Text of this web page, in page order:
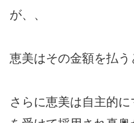
が、、
恵美はその金額を払う
さらに恵美は自主的